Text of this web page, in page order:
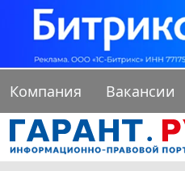
Компания Вакансии